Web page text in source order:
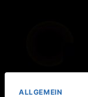
ALLGEMEIN